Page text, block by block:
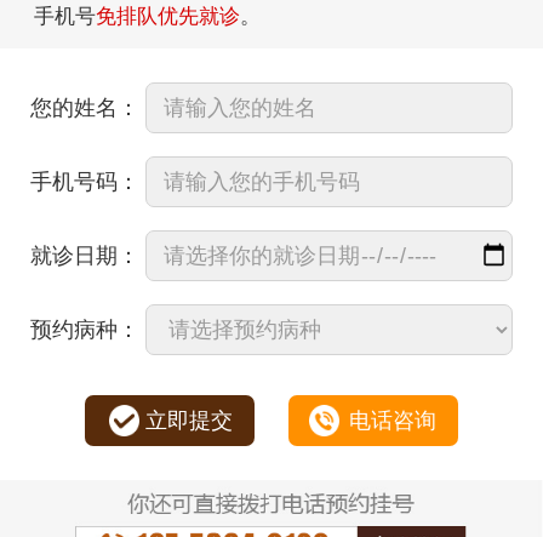
手机号免排队优先就诊。
您的姓名：
手机号码：
就诊日期：
预约病种：
立即提交 电话咨询